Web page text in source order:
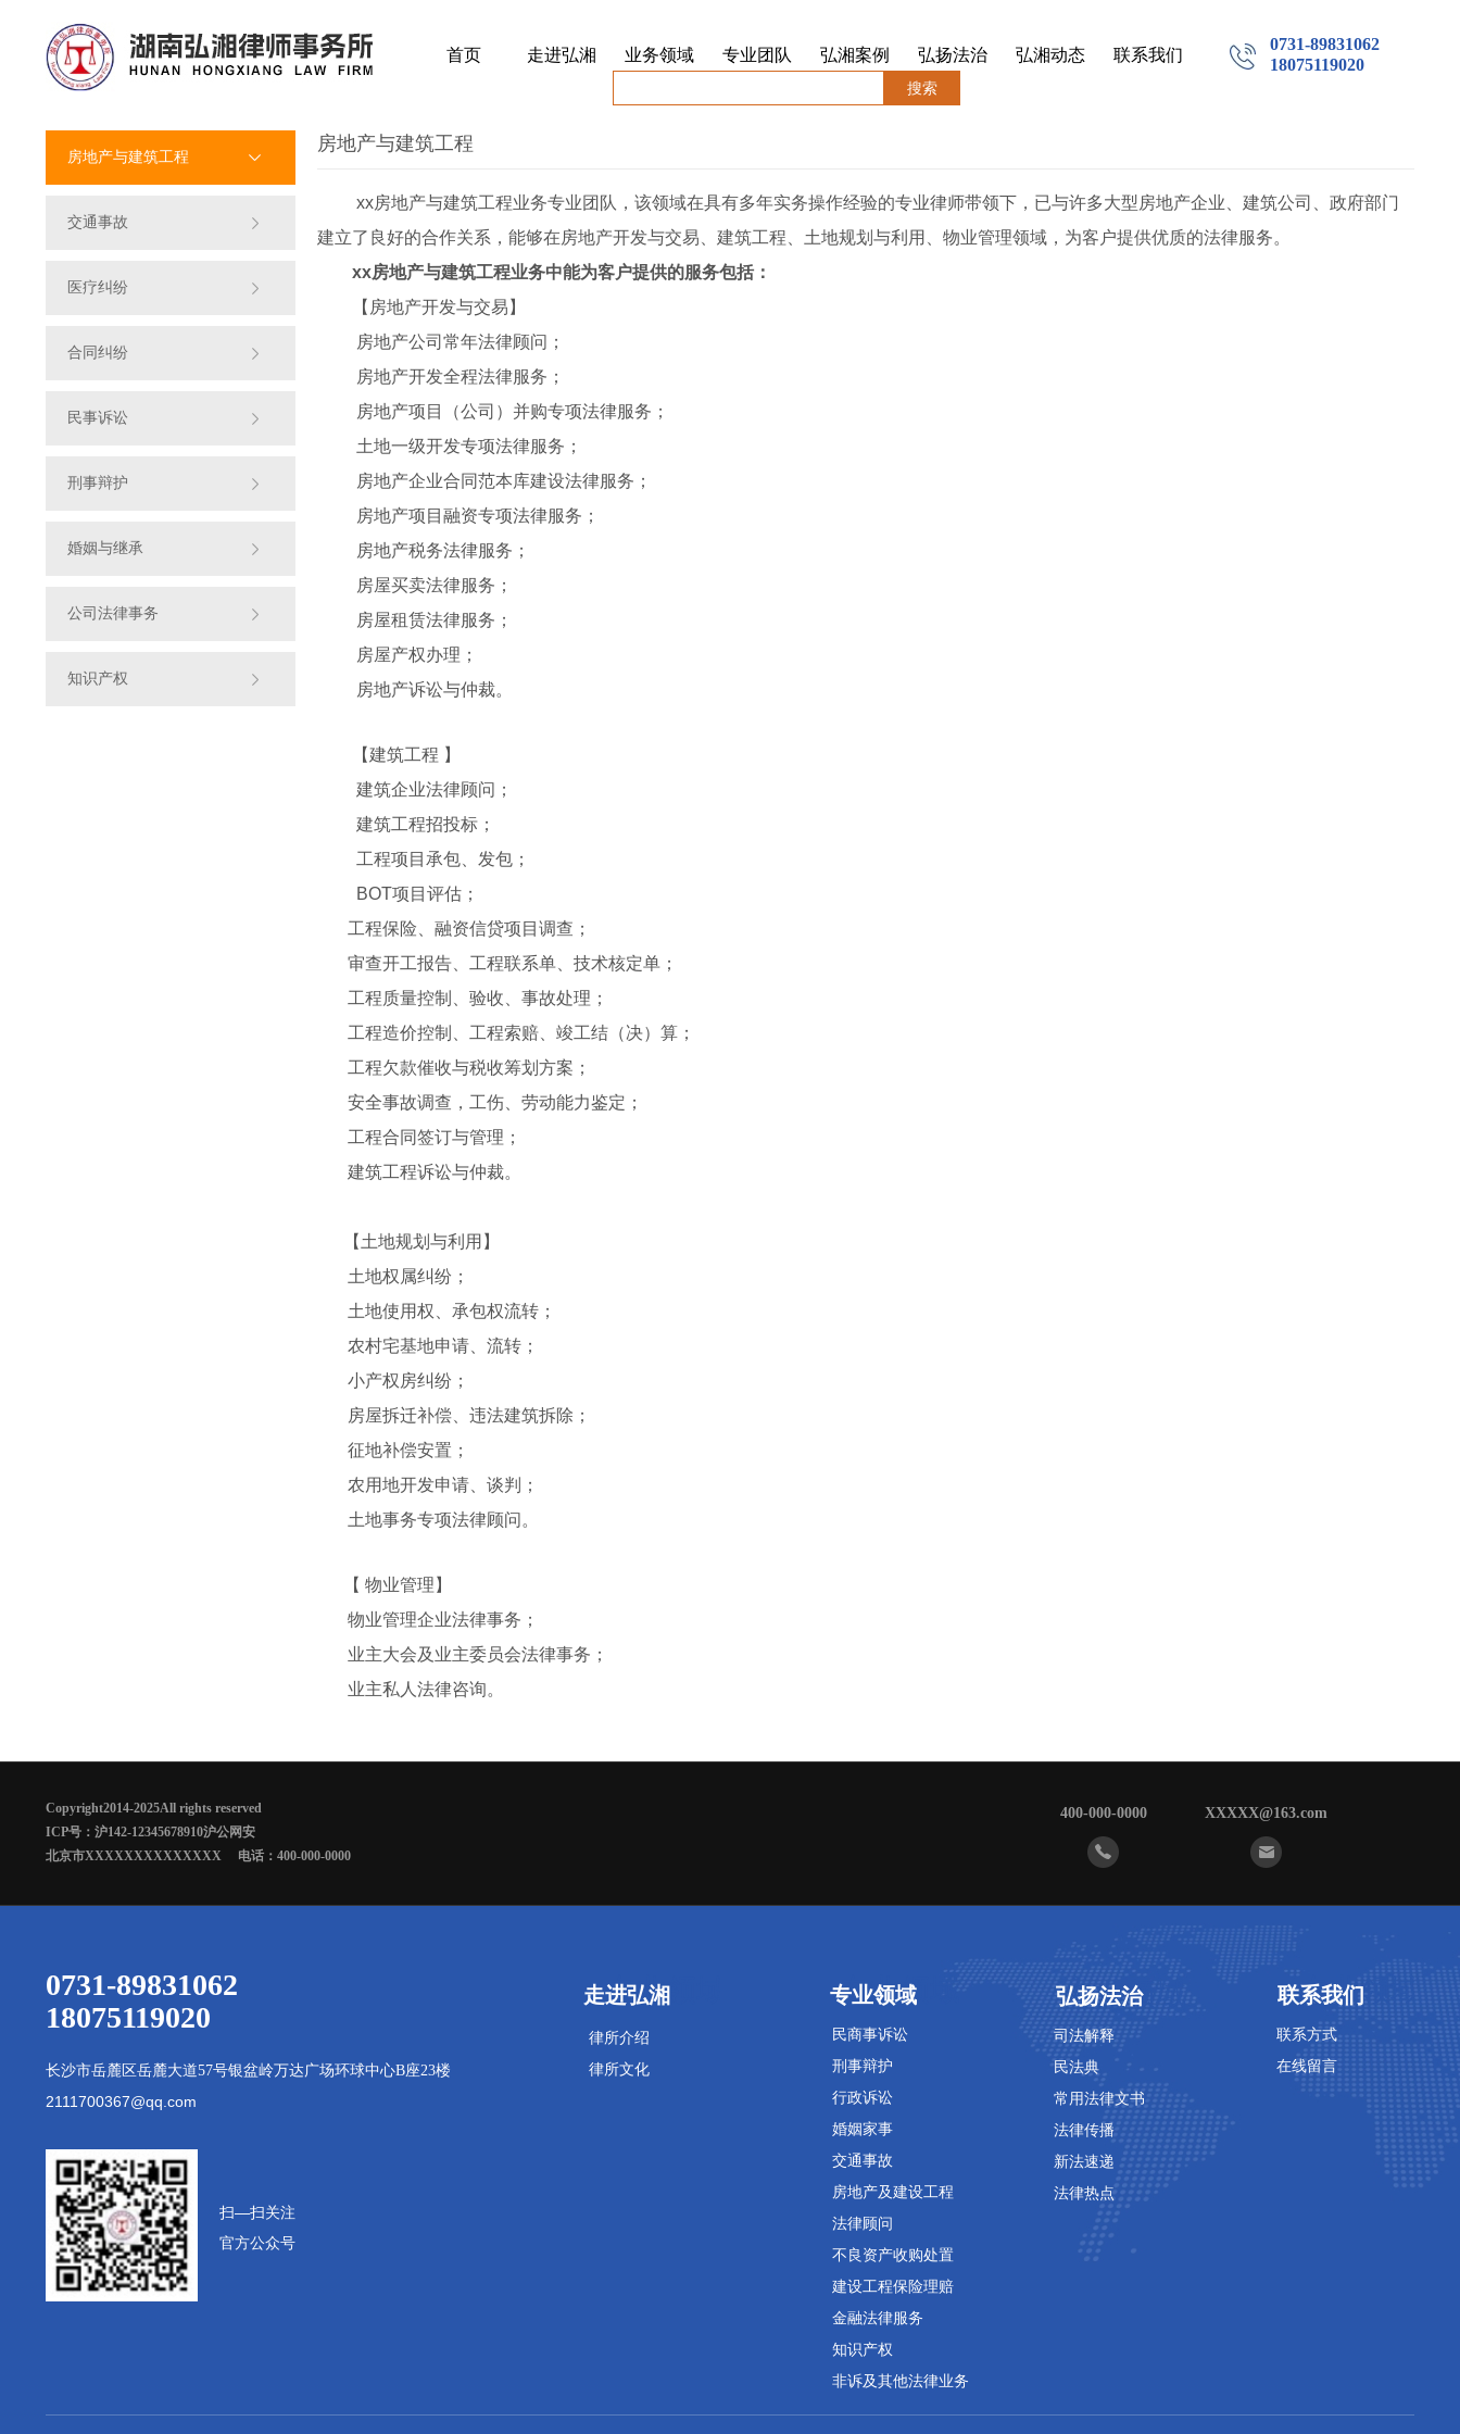
0731-89831062
18075119020
搜索
首页 走进弘湘 业务领域 专业团队 弘湘案例 弘扬法治 弘湘动态 联系我们
房地产与建筑工程
交通事故
医疗纠纷
合同纠纷
民事诉讼
刑事辩护
婚姻与继承
公司法律事务
知识产权
房地产与建筑工程
xx房地产与建筑工程业务专业团队，该领域在具有多年实务操作经验的专业律师带领下，已与许多大型房地产企业、建筑公司、政府部门
建立了良好的合作关系，能够在房地产开发与交易、建筑工程、土地规划与利用、物业管理领域，为客户提供优质的法律服务。
xx房地产与建筑工程业务中能为客户提供的服务包括：
【房地产开发与交易】
房地产公司常年法律顾问；
房地产开发全程法律服务；
房地产项目（公司）并购专项法律服务；
土地一级开发专项法律服务；
房地产企业合同范本库建设法律服务；
房地产项目融资专项法律服务；
房地产税务法律服务；
房屋买卖法律服务；
房屋租赁法律服务；
房屋产权办理；
房地产诉讼与仲裁。
【建筑工程 】
建筑企业法律顾问；
建筑工程招投标；
工程项目承包、发包；
BOT项目评估；
工程保险、融资信贷项目调查；
审查开工报告、工程联系单、技术核定单；
工程质量控制、验收、事故处理；
工程造价控制、工程索赔、竣工结（决）算；
工程欠款催收与税收筹划方案；
安全事故调查，工伤、劳动能力鉴定；
工程合同签订与管理；
建筑工程诉讼与仲裁。
【土地规划与利用】
土地权属纠纷；
土地使用权、承包权流转；
农村宅基地申请、流转；
小产权房纠纷；
房屋拆迁补偿、违法建筑拆除；
征地补偿安置；
农用地开发申请、谈判；
土地事务专项法律顾问。
【 物业管理】
物业管理企业法律事务；
业主大会及业主委员会法律事务；
业主私人法律咨询。
Copyright2014-2025All rights reserved
ICP号：沪142-12345678910沪公网安
北京市XXXXXXXXXXXXXX 电话：400-000-0000
400-000-0000 XXXXX@163.com
律所介绍
律所文化
专业领域
走进弘湘
民商事诉讼
刑事辩护
行政诉讼
婚姻家事
交通事故
房地产及建设工程
法律顾问
不良资产收购处置
建设工程保险理赔
金融法律服务
知识产权
非诉及其他法律业务
专业领域
专业领域
司法解释
民法典
常用法律文书
法律传播
新法速递
法律热点
专业领域
弘扬法治
联系方式
在线留言
专业领域
联系我们
长沙市岳麓区岳麓大道57号银盆岭万达广场环球中心B座23楼
2111700367@qq.com
0731-89831062
18075119020
扫—扫关注
官方公众号